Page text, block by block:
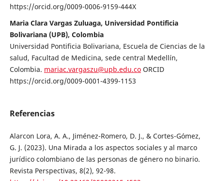
https://orcid.org/0009-0006-9159-444X
Maria Clara Vargas Zuluaga, Universidad Pontificia
Bolivariana (UPB), Colombia
Universidad Pontificia Bolivariana, Escuela de Ciencias de la
salud, Facultad de Medicina, sede central Medellín,
Colombia. mariac.vargaszu@upb.edu.coORCID
https://orcid.org/0009-0001-4399-1153
Referencias
Alarcon Lora, A. A., Jiménez-Romero, D. J., & Cortes-Gómez,
G. J. (2023). Una Mirada a los aspectos sociales y al marco
jurídico colombiano de las personas de género no binario.
Revista Perspectivas, 8(2), 92-98.